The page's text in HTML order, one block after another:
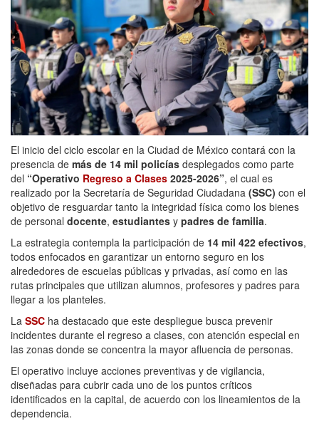
El inicio del ciclo escolar en la Ciudad de México contará con la
presencia de más de 14 mil policías desplegados como parte
del “Operativo Regreso a Clases 2025-2026”, el cual es
realizado por la Secretaría de Seguridad Ciudadana (SSC) con el
objetivo de resguardar tanto la integridad física como los bienes
de personal docente, estudiantes y padres de familia.
La estrategia contempla la participación de 14 mil 422 efectivos,
todos enfocados en garantizar un entorno seguro en los
alrededores de escuelas públicas y privadas, así como en las
rutas principales que utilizan alumnos, profesores y padres para
llegar a los planteles.
La SSC ha destacado que este despliegue busca prevenir
incidentes durante el regreso a clases, con atención especial en
las zonas donde se concentra la mayor afluencia de personas.
El operativo incluye acciones preventivas y de vigilancia,
diseñadas para cubrir cada uno de los puntos críticos
identificados en la capital, de acuerdo con los lineamientos de la
dependencia.